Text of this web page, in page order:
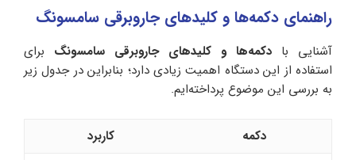
راهنمای دکمه‌ها و کلیدهای جاروبرقی سامسونگ
آشنایی با دکمه‌ها و کلیدهای جاروبرقی سامسونگ برای
استفاده از این دستگاه اهمیت زیادی دارد؛ بنابراین در جدول زیر
به بررسی این موضوع پرداخته‌ایم.
دکمه
کاربرد